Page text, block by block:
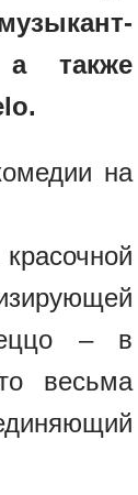
а также
на
– в
весьма